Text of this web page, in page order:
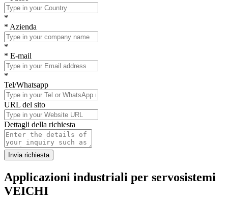
*
* Azienda
*
* E-mail
*
Tel/Whatsapp
URL del sito
Dettagli della richiesta
Invia richiesta
Applicazioni industriali per servosistemi
VEICHI